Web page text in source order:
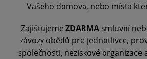
Vašeho domova, nebo místa
Zajišťujeme ZDARMAsmluvní
závozy obědů pro jednotlivce,
společnosti, neziskové organizace